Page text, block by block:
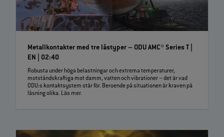
Metallkontakter med tre låstyper – ODU AMC® Series T |
EN | 02:40
Robusta under höga belastningar och extrema temperaturer,
motståndskraftiga mot damm, vatten och vibrationer – det är vad
ODU:s kontaktsystem står för. Beroende på situationen är kraven på
låsning olika. Läs mer.